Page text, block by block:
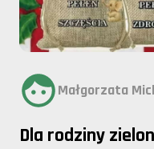
Małgorzata
Dla rodziny